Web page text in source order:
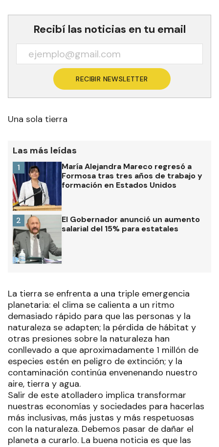
Recibí las noticias en tu email
RECIBIR NEWSLETTER
Una sola tierra
Las más leídas
María Alejandra Mareco regresó a
Formosa tras tres años de trabajo y
formación en Estados Unidos
1
El Gobernador anunció un aumento
salarial del 15% para estatales
2
La tierra se enfrenta a una triple emergencia
planetaria: el clima se calienta a un ritmo
demasiado rápido para que las personas y la
naturaleza se adapten; la pérdida de hábitat y
otras presiones sobre la naturaleza han
conllevado a que aproximadamente 1 millón de
especies estén en peligro de extinción; y la
contaminación continúa envenenando nuestro
aire, tierra y agua.
Salir de este atolladero implica transformar
nuestras economías y sociedades para hacerlas
más inclusivas, más justas y más respetuosas
con la naturaleza. Debemos pasar de dañar el
planeta a curarlo. La buena noticia es que las